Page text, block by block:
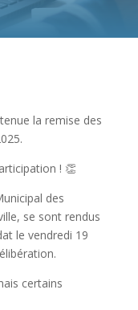
la remise des
! 👏
des
se sont rendus
le vendredi 19
certains